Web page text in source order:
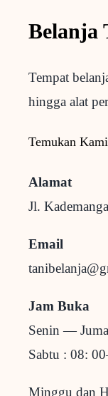
Belanja
Tempat
hingga alat
Temukan Kami
Alamat
Jl.
Email
Jam Buka
Senin —
Sabtu : 08:
Minggu dan